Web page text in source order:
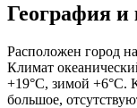
География и
Расположен город
Климат
+19°C, зимой +6°C.
большое,